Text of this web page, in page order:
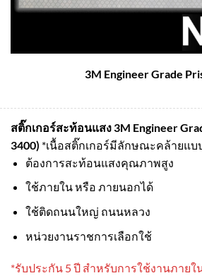
3M Engineer Grade
สติ๊กเกอร์สะท้อนแสง 3M Engineer
3400) *เนื้อสติ๊กเกอร์มีลักษณะคล้ายแบ
ต้องการสะท้อนแสงคุณภาพสูง
ใช้ภายใน หรือ ภายนอกได้
ใช้ติดถนนใหญ่ ถนนหลวง
หน่วยงานราชการเลือกใช้
*รับประกัน 5 ปี สําหรับการใช้งานภายใ